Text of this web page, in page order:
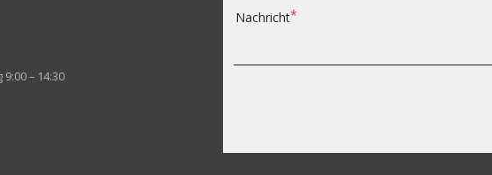
– 14:30
Nachricht